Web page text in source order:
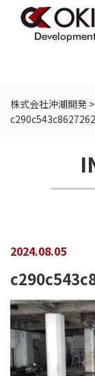
株式会社沖潮開発 >
2024.08.05